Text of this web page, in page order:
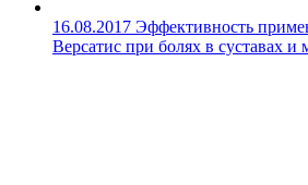
16.08.2017 Эффективность
Версатис при болях в суставах